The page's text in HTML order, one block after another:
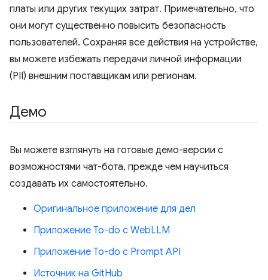
платы или других текущих затрат. Примечательно, что
они могут существенно повысить безопасность
пользователей. Сохраняя все действия на устройстве,
вы можете избежать передачи личной информации
(PII) внешним поставщикам или регионам.
Демо
Вы можете взглянуть на готовые демо-версии с
возможностями чат-бота, прежде чем научиться
создавать их самостоятельно.
Оригинальное приложение для дел
Приложение To-do с WebLLM
Приложение To-do с Prompt API
Источник на GitHub